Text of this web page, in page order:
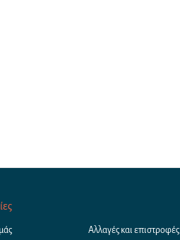
Αλλαγές και επιστροφές